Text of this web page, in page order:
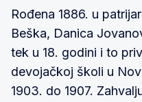
Rođena 1886. u
Beška, Danica
tek u 18. godini i to
devojačkoj školi u
1903. do 1907.